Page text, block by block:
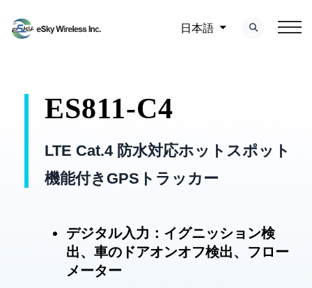
日本語
ES811-C4
LTE Cat.4 防水対応ホットスポット
機能付きGPSトラッカー
デジタル入力：イグニッション検
出、車のドアオンオフ検出、フロー
メーター